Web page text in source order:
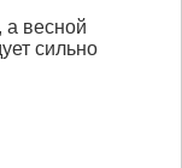
а весной
сильно